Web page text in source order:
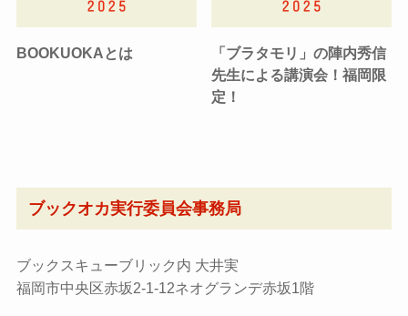
BOOKUOKAとは
「ブラタモリ」の陣内秀信
先生による講演会！福岡限
定！
ブックオカ実行委員会事務局
ブックスキューブリック内 大井実
福岡市中央区赤坂2-1-12ネオグランデ赤坂1階